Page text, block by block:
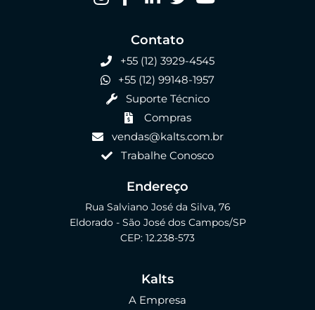
Contato
+55 (12) 3929-4545
+55 (12) 99148-1957
Suporte Técnico
Compras
vendas@kalts.com.br
Trabalhe Conosco
Endereço
Rua Salviano José da Silva, 76
Eldorado - São José dos Campos/SP
CEP: 12.238-573
Kalts
A Empresa